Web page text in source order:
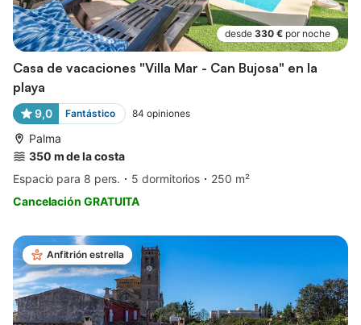
desde 330 € por noche
Casa de vacaciones "Villa Mar - Can Bujosa" en la
playa
9,0 Fantástico 84 opiniones
Palma
350 m de la costa
Espacio para 8 pers.
5 dormitorios
250 m²
Cancelación GRATUITA
Anfitrión estrella